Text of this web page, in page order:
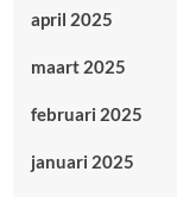
april 2025
maart 2025
februari 2025
januari 2025